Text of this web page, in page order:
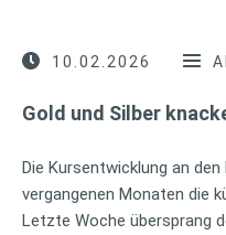
10.02.2026
Gold und Silber
Die Kursentwicklung an
vergangenen Monaten die
Letzte Woche übersprang